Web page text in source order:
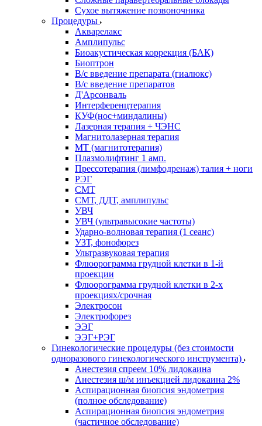
Сухое вытяжение позвоночника
Процедуры
Акварелакс
Амплипульс
Биоакустическая коррекция (БАК)
Биоптрон
В/с введение препарата (гиалюкс)
В/с введение препаратов
Д'Арсонваль
Интерференцтерапия
КУФ(нос+миндалины)
Лазерная терапия + ЧЭНС
Магнитолазерная терапия
МТ (магнитотерапия)
Плазмолифтинг 1 амп.
Прессотерапия (лимфодренаж) талия + ноги
РЭГ
СМТ
СМТ, ДДТ, амплипульс
УВЧ
УВЧ (ультравысокие частоты)
Ударно-волновая терапия (1 сеанс)
УЗТ, фонофорез
Ультразвуковая терапия
Флюорограмма грудной клетки в 1-й
проекции
Флюорограмма грудной клетки в 2-х
проекциях/срочная
Электросон
Электрофорез
ЭЭГ
ЭЭГ+РЭГ
Гинекологические процедуры (без стоимости
одноразового гинекологического инструмента)
Анестезия спреем 10% лидокаина
Анестезия ш/м инъекцией лидокаина 2%
Аспирационная биопсия эндометрия
(полное обследование)
Аспирационная биопсия эндометрия
(частичное обследование)